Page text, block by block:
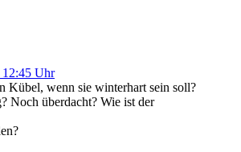
12:45 Uhr
Kübel, wenn sie winterhart sein soll?
Noch überdacht? Wie ist der